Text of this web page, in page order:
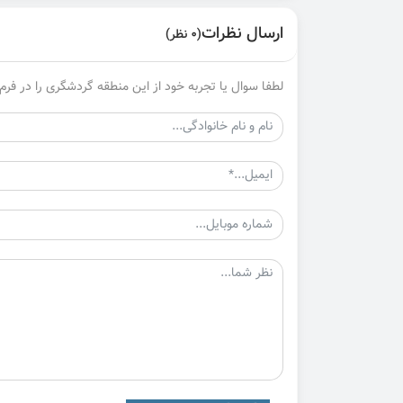
ارسال نظرات(0 نظر)
لطفا سوال یا تجربه خود از این منطقه گردشگری را در